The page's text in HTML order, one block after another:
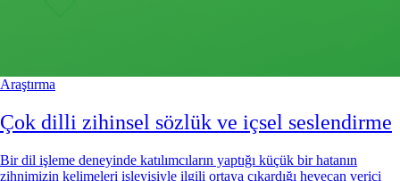
Araştırma
Çok dilli zihinsel sözlük ve içsel seslendirme
Bir dil işleme deneyinde katılımcıların yaptığı küçük bir hatanın
zihnimizin kelimeleri işleyişiyle ilgili ortaya çıkardığı heyecan verici